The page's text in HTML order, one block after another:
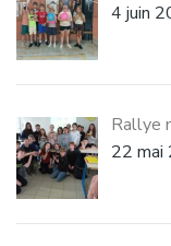
4 juin
Rallye
22 mai